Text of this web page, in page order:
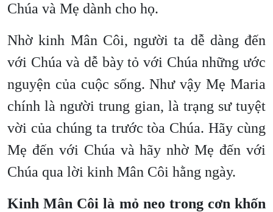
Chúa và Mẹ dành cho họ.
Nhờ kinh Mân Côi, người ta dễ dàng đến
với Chúa và dễ bày tỏ với Chúa những ước
nguyện của cuộc sống. Như vậy Mẹ Maria
chính là người trung gian, là trạng sư tuyệt
vời của chúng ta trước tòa Chúa. Hãy cùng
Mẹ đến với Chúa và hãy nhờ Mẹ đến với
Chúa qua lời kinh Mân Côi hằng ngày.
Kinh Mân Côi là mỏ neo trong cơn khốn